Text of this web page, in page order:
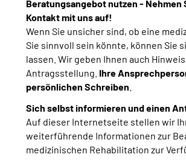
Beratungsangebot nutzen - Nehmen
Kontakt mit uns auf!
Wenn Sie unsicher sind, ob eine
Sie sinnvoll sein könnte, können Sie
lassen. Wir geben Ihnen auch
Antragsstellung. Ihre
persönlichen Schreiben
Sich selbst informieren und einen
Auf dieser Internetseite stellen wir
weiterführende Informationen zur
medizinischen Rehabilitation zur